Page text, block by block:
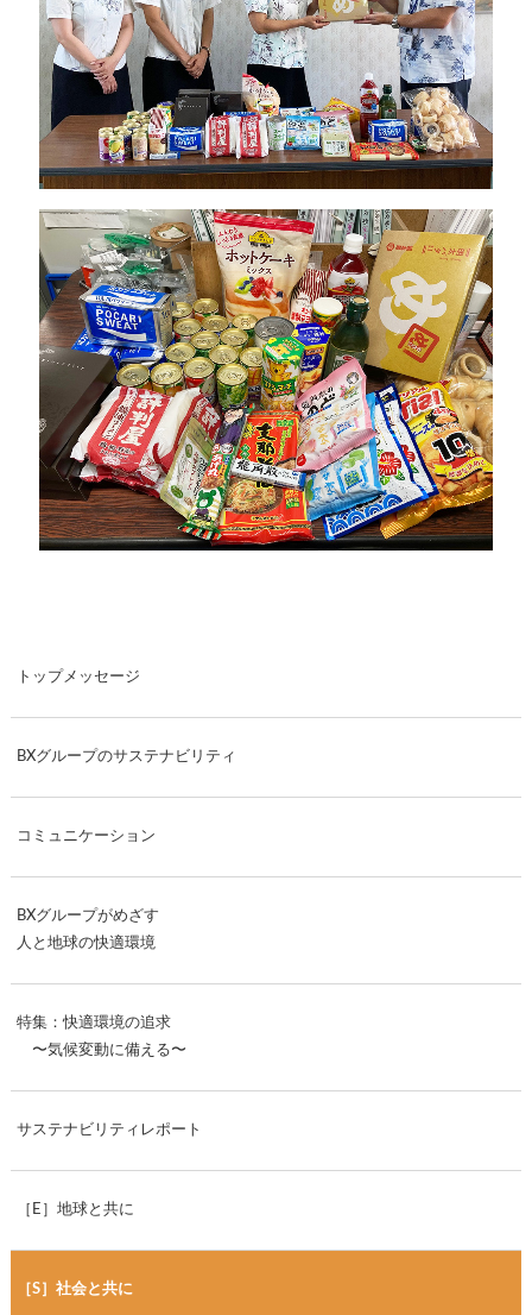
トップメッセージ
BXグループのサステナビリティ
コミュニケーション
BXグループがめざす
人と地球の快適環境
特集：快適環境の追求
〜気候変動に備える〜
サステナビリティレポート
［E］地球と共に
［S］社会と共に